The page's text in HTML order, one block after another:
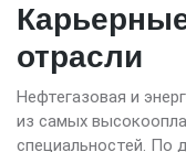
отрасли
Нефтегазовая и
из самых
специальностей. По